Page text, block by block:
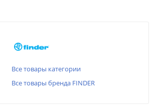
Все товары категории
Все товары бренда FINDER